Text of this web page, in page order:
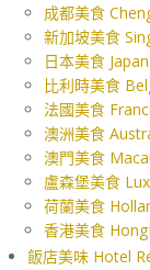
成都美食
新加坡美食
日本美食
比利時美食
法國美食
澳洲美食
澳門美食
盧森堡美食
荷蘭美食
香港美食
飯店美味 Hotel